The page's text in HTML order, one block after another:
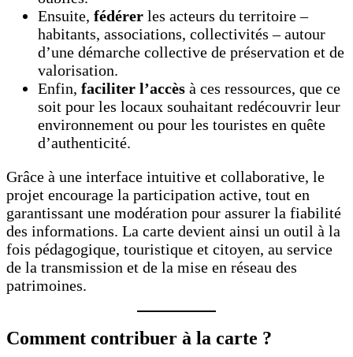
Ensuite, fédérer les acteurs du territoire –
habitants, associations, collectivités – autour
d’une démarche collective de préservation et de
valorisation.
Enfin, faciliter l’accès à ces ressources, que ce
soit pour les locaux souhaitant redécouvrir leur
environnement ou pour les touristes en quête
d’authenticité.
Grâce à une interface intuitive et collaborative, le
projet encourage la participation active, tout en
garantissant une modération pour assurer la fiabilité
des informations. La carte devient ainsi un outil à la
fois pédagogique, touristique et citoyen, au service
de la transmission et de la mise en réseau des
patrimoines.
Comment contribuer à la carte ?